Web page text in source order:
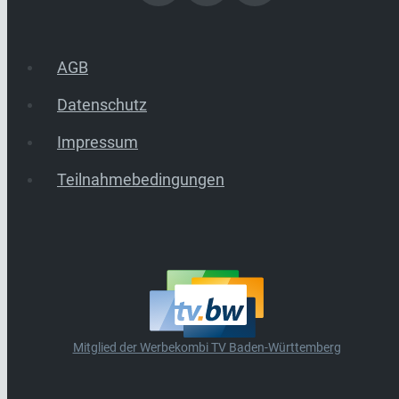
AGB
Datenschutz
Impressum
Teilnahmebedingungen
Mitglied der Werbekombi TV Baden-Württemberg